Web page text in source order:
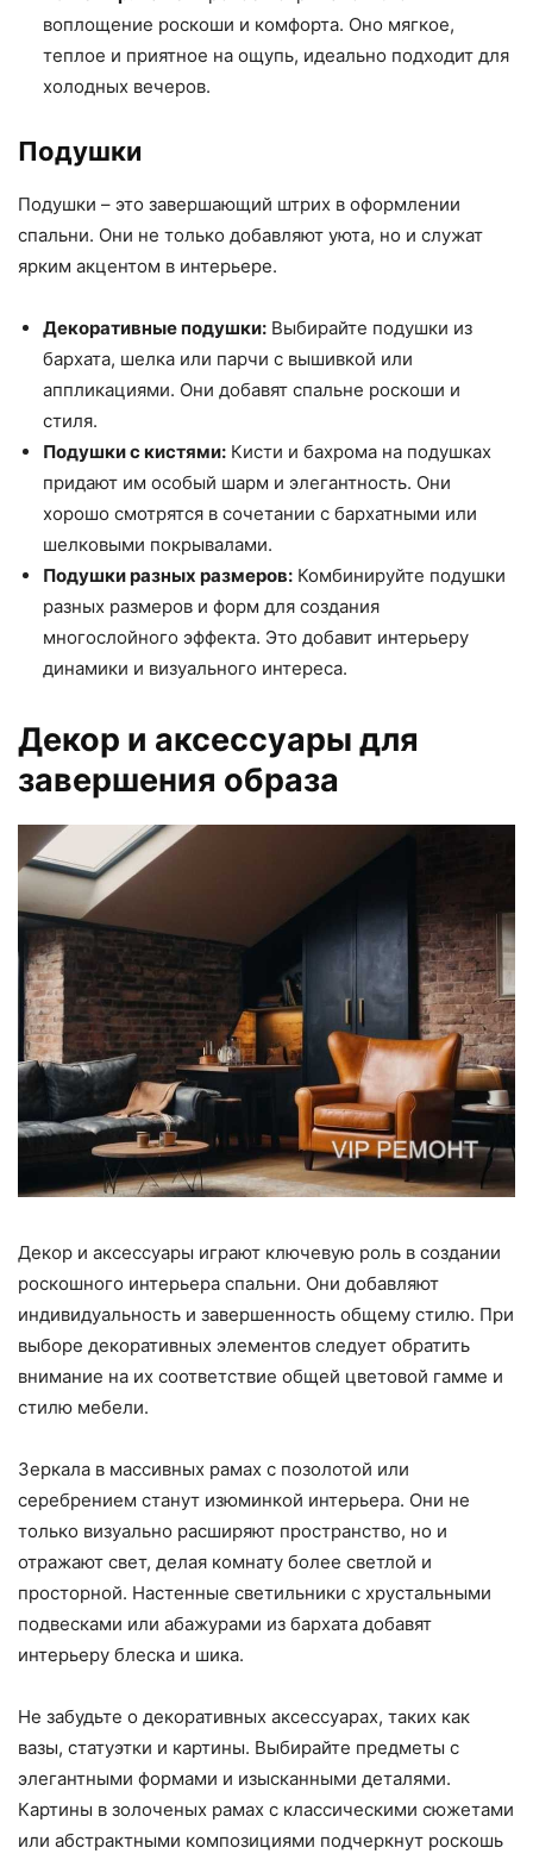
воплощение роскоши и комфорта. Оно мягкое,
теплое и приятное на ощупь, идеально подходит для
холодных вечеров.
Подушки
Подушки – это завершающий штрих в оформлении
спальни. Они не только добавляют уюта, но и служат
ярким акцентом в интерьере.
Декоративные подушки: Выбирайте подушки из
бархата, шелка или парчи с вышивкой или
аппликациями. Они добавят спальне роскоши и
стиля.
Подушки с кистями: Кисти и бахрома на подушках
придают им особый шарм и элегантность. Они
хорошо смотрятся в сочетании с бархатными или
шелковыми покрывалами.
Подушки разных размеров: Комбинируйте подушки
разных размеров и форм для создания
многослойного эффекта. Это добавит интерьеру
динамики и визуального интереса.
Декор и аксессуары для
завершения образа
Декор и аксессуары играют ключевую роль в создании
роскошного интерьера спальни. Они добавляют
индивидуальность и завершенность общему стилю. При
выборе декоративных элементов следует обратить
внимание на их соответствие общей цветовой гамме и
стилю мебели.
Зеркала в массивных рамах с позолотой или
серебрением станут изюминкой интерьера. Они не
только визуально расширяют пространство, но и
отражают свет, делая комнату более светлой и
просторной. Настенные светильники с хрустальными
подвесками или абажурами из бархата добавят
интерьеру блеска и шика.
Не забудьте о декоративных аксессуарах, таких как
вазы, статуэтки и картины. Выбирайте предметы с
элегантными формами и изысканными деталями.
Картины в золоченых рамах с классическими сюжетами
или абстрактными композициями подчеркнут роскошь